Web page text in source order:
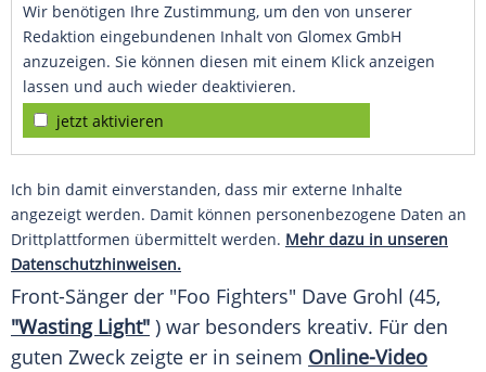
Wir benötigen Ihre Zustimmung, um den von unserer
Redaktion eingebundenen Inhalt von Glomex GmbH
anzuzeigen. Sie können diesen mit einem Klick anzeigen
lassen und auch wieder deaktivieren.
jetzt aktivieren
Ich bin damit einverstanden, dass mir externe Inhalte
angezeigt werden. Damit können personenbezogene Daten an
Drittplattformen übermittelt werden. Mehr dazu in unseren
Datenschutzhinweisen.
Front-Sänger der "Foo Fighters" Dave Grohl (45,
"Wasting Light" ) war besonders kreativ. Für den
guten Zweck zeigte er in seinem Online-Video